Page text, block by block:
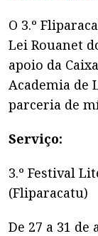
O 3.º
Lei Rouanet
apoio da
Academia de
parceria de
Serviço:
3.º Festival
(Fliparacatu)
De 27 a 31